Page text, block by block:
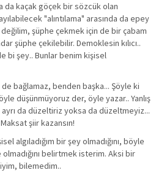
da kaçak göçek bir sözcük olan
"alıntılama" arasında da epey
şüphe çekmek için de bir çabam
şüphe çekilebilir. Demoklesin kılıcı..
bi şey.. Bunlar benim kişisel
bağlamaz, benden başka... Şöyle ki
düşünmüyoruz der, öyle yazar.. Yanlış
ayrı da düzeltiriz yoksa da düzeltmeyiz...
şiir kazansın!
algıladığım bir şey olmadığını, böyle
belirtmek isterim. Aksi bir
bilemedim..